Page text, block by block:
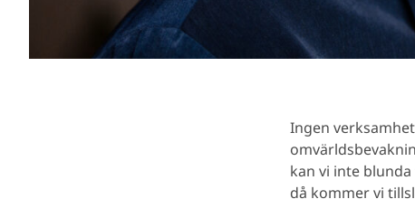
Ingen
kan vi inte
då kommer vi